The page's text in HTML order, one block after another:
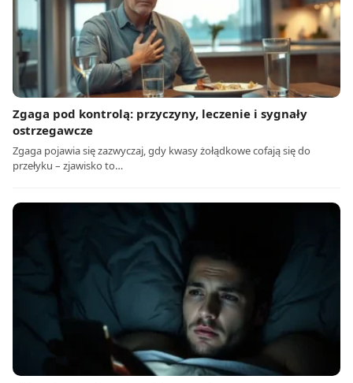
Zgaga pod kontrolą: przyczyny, leczenie i sygnały
ostrzegawcze
Zgaga pojawia się zazwyczaj, gdy kwasy żołądkowe cofają się do
przełyku – zjawisko to…